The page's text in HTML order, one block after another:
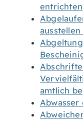
entrichten
ausstellen
amtlich
Abwasser